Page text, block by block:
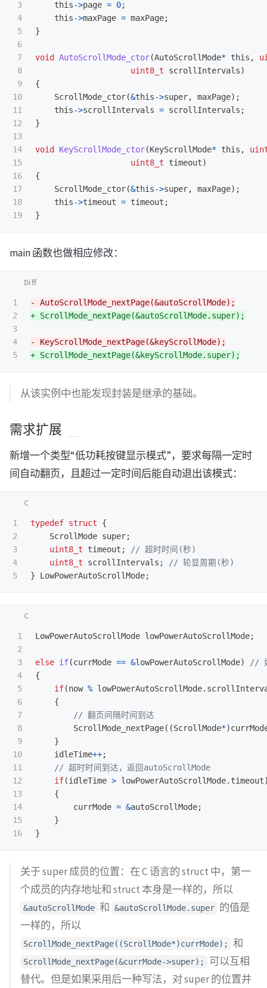
3
4
5
6
7
8
9
10
11
12
13
14
15
16
17
18
this->page = 0;
this->maxPage = maxPage;
}
void AutoScrollMode_ctor(AutoScrollMode* this ,
uint8_t
scrollIntervals)
{
ScrollMode_ctor(&this->super, maxPage);
this->scrollIntervals = scrollIntervals ;
}
void KeyScrollMode_ctor(KeyScrollMode* this ,
uint8_t
timeout)
{
ScrollMode_ctor(&this->super, maxPage);
this->timeout = timeout ;
}
main 函数也做相应修改：
1
2
3
4
从该实例中也能发现封装是继承的基础。
需求扩展
新增一个类型“低功耗按键显示模式”，要求每隔一定时
间自动翻页，且超过一定时间后能自动退出该模式：
1
2
3
4
typedef struct
{
ScrollMode super;
uint8_t
timeout ;
// 超时时间(秒)
uint8_t
scrollIntervals ;
// 轮显周期(秒)
}
LowPowerAutoScrollMode;
1
2
3
4
5
6
7
8
9
10
11
12
13
14
15
LowPowerAutoScrollMode lowPowerAutoScrollMode;
else if(currMode == &lowPowerAutoScrollMode)
//
{
if(now % lowPowerAutoScrollMode.
{
// 翻页间隔时间到达
ScrollMode_nextPage((ScrollMode*)
}
idleTime++;
// 超时时间到达，返回autoScrollMode
if(idleTime > lowPowerAutoScrollMode. timeout
{
currMode = &autoScrollMode;
}
}
关于 super 成员的位置：在 C 语言的 struct 中，第一
个成员的内存地址和 struct 本身是一样的，所以
&autoScrollMode 和 &autoScrollMode.super 的值是
一样的，所以
ScrollMode_nextPage((ScrollMode*)currMode); 和
ScrollMode_nextPage(&currMode->super);
可以互相
替代。但是如果采用后一种写法，对 super 的位置并